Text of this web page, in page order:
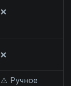
❌
❌
⚠️ Ручное